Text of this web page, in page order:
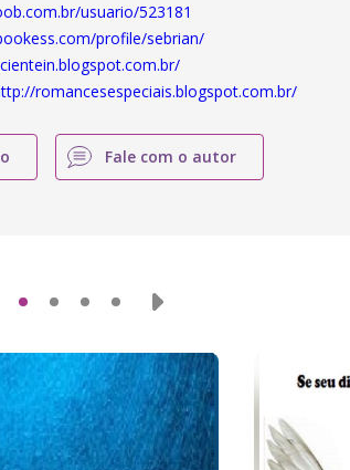
usuario/523181
profile/sebrian/
romancesespeciais.blogspot.com.br/
Fale com o autor